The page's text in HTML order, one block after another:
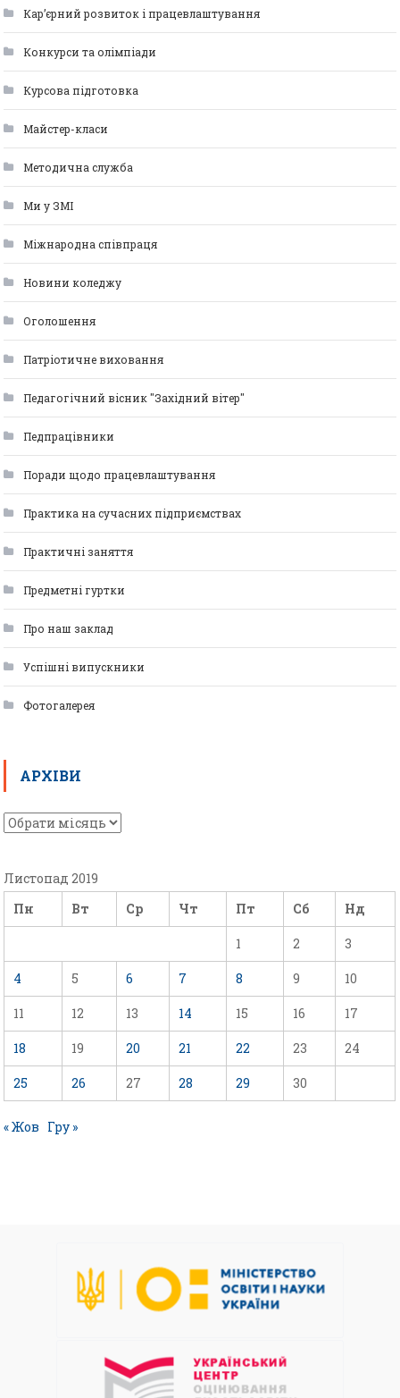
Кар’єрний розвиток і працевлаштування
Конкурси та олімпіади
Курсова підготовка
Майстер-класи
Методична служба
Ми у ЗМІ
Міжнародна співпраця
Новини коледжу
Оголошення
Патріотичне виховання
Педагогічний вісник "Західний вітер"
Педпрацівники
Поради щодо працевлаштування
Практика на сучасних підприємствах
Практичні заняття
Предметні гуртки
Про наш заклад
Успішні випускники
Фотогалерея
АРХІВИ
Листопад 2019
Пн
Вт Ср Чт Пт Сб Нд
1 2 3
4 5 6 7 8 9 10
11 12 13 14 15 16 17
18 19 20 21 22 23 24
25 26 27 28 29 30
« Жов Гру »